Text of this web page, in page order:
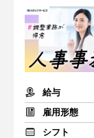
給与
雇用形態
シフト